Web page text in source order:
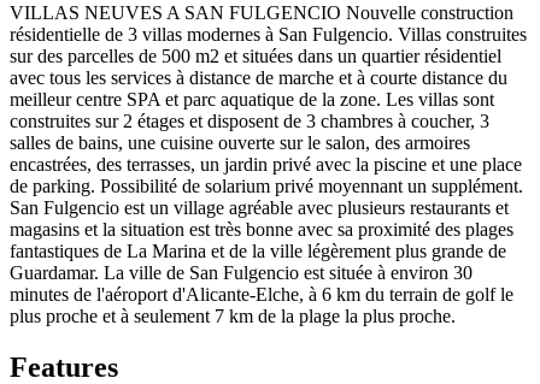
VILLAS NEUVES A SAN FULGENCIO Nouvelle construction
résidentielle de 3 villas modernes à San Fulgencio. Villas construites
sur des parcelles de 500 m2 et situées dans un quartier résidentiel
avec tous les services à distance de marche et à courte distance du
meilleur centre SPA et parc aquatique de la zone. Les villas sont
construites sur 2 étages et disposent de 3 chambres à coucher, 3
salles de bains, une cuisine ouverte sur le salon, des armoires
encastrées, des terrasses, un jardin privé avec la piscine et une place
de parking. Possibilité de solarium privé moyennant un supplément.
San Fulgencio est un village agréable avec plusieurs restaurants et
magasins et la situation est très bonne avec sa proximité des plages
fantastiques de La Marina et de la ville légèrement plus grande de
Guardamar. La ville de San Fulgencio est située à environ 30
minutes de l'aéroport d'Alicante-Elche, à 6 km du terrain de golf le
plus proche et à seulement 7 km de la plage la plus proche.
Features